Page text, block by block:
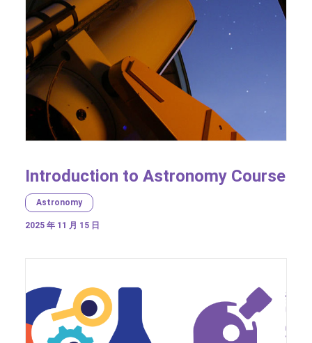
Introduction to Astronomy Course
Astronomy
2025 年 11 月 15 日